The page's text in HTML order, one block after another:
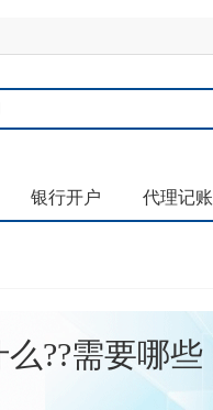
银行开户 代理记账
??需要哪些